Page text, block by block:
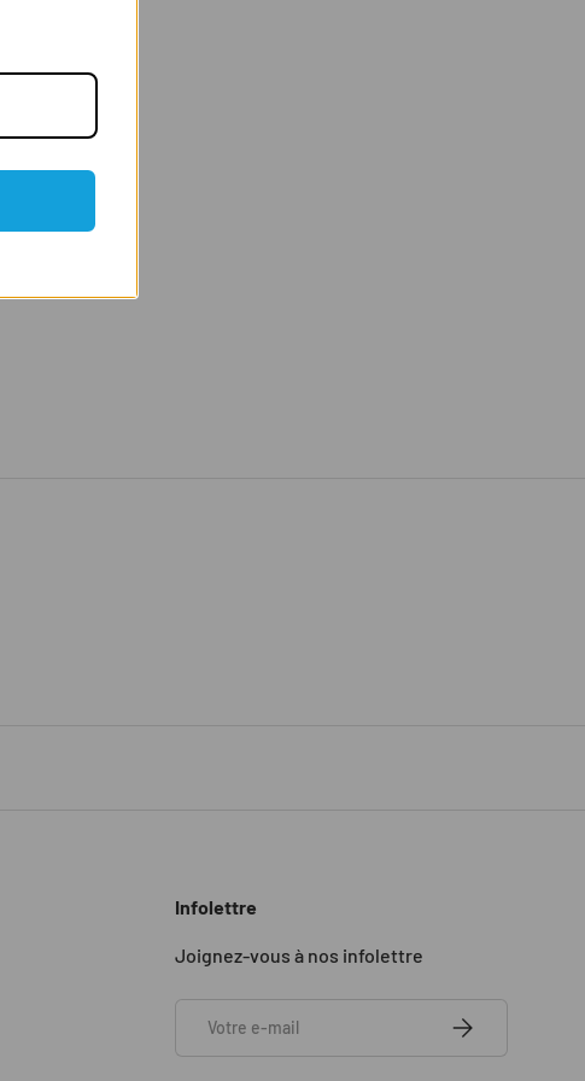
Infolettre
Joignez-vous à nos infolettre
S’INSCRIRE